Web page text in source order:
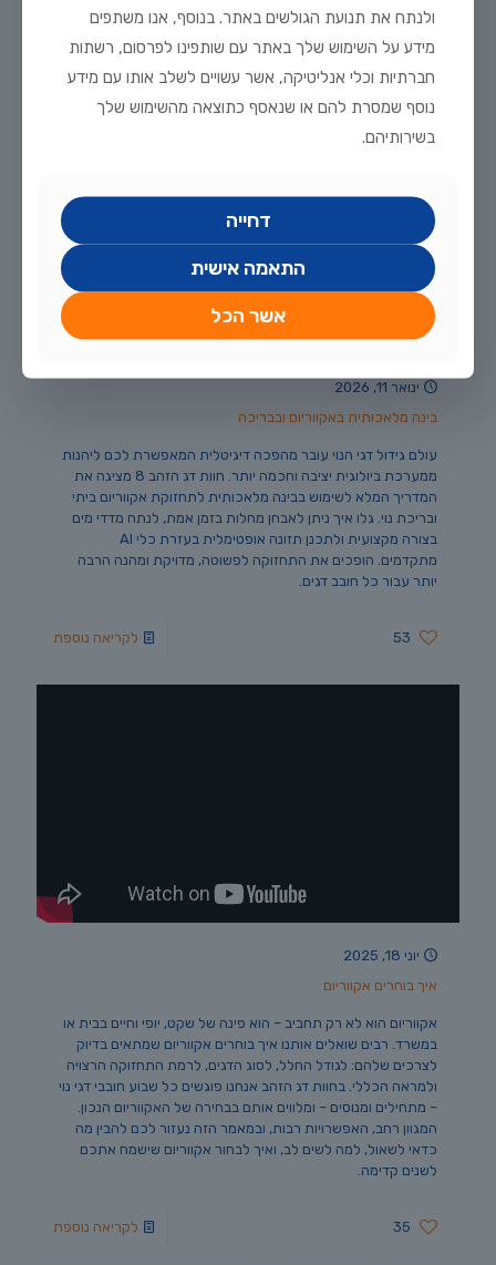
מתקדמים. הופכים את התחזוקה לפשוטה, מדויקת ומהנה הרבה
יותר עבור כל חובב דגים.
52 לקריאה נוספת
ינואר 11, 2026
בינה מלאכותית באקווריום ובבריכה
עולם גידול דגי הנוי עובר מהפכה דיגיטלית המאפשרת לכם ליהנות
ממערכת ביולוגית יציבה וחכמה יותר. חוות דג הזהב 8 מציגה את
המדריך המלא לשימוש בבינה מלאכותית לתחזוקת אקווריום ביתי
ובריכת נוי. גלו איך ניתן לאבחן מחלות בזמן אמת, לנתח מדדי מים
בצורה מקצועית ולתכנן תזונה אופטימלית בעזרת כלי AI
מתקדמים. הופכים את התחזוקה לפשוטה, מדויקת ומהנה הרבה
יותר עבור כל חובב דגים.
53 לקריאה נוספת
יוני 18, 2025
איך בוחרים אקווריום
אקווריום הוא לא רק תחביב – הוא פינה של שקט, יופי וחיים בבית או
במשרד. רבים שואלים אותנו איך בוחרים אקווריום שמתאים בדיוק
לצרכים שלהם: לגודל החלל, לסוג הדגים, לרמת התחזוקה הרצויה
ולמראה הכללי. בחוות דג הזהב אנחנו פוגשים כל שבוע חובבי דגי נוי
– מתחילים ומנוסים – ומלווים אותם בבחירה של האקווריום הנכון.
המגוון רחב, האפשרויות רבות, ובמאמר הזה נעזור לכם להבין מה
כדאי לשאול, למה לשים לב, ואיך לבחור אקווריום שישמח אתכם
לשנים קדימה.
35 לקריאה נוספת
ולנתח את תנועת הגולשים באתר. בנוסף, אנו משתפים
מידע על השימוש שלך באתר עם שותפינו לפרסום, רשתות
חברתיות וכלי אנליטיקה, אשר עשויים לשלב אותו עם מידע
נוסף שמסרת להם או שנאסף כתוצאה מהשימוש שלך
בשירותיהם.
דחייה
התאמה אישית
אשר הכל